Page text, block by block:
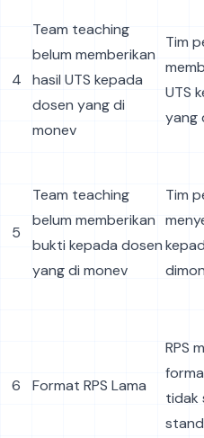
4
Team teaching
belum memberikan
hasil UTS kepada
dosen yang di
monev
Tim
UTS
yang
5
Team teaching
belum memberikan
bukti kepada dosen
yang di monev
Tim
6 Format RPS Lama
RPS
tidak